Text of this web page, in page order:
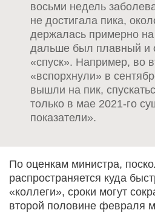
восьми недель
не достигала пика,
держалась примерно
дальше был плавный и
«спуск». Например, во
«вспорхнули» в
вышли на пик,
только в мае 2021-го
показатели».
По оценкам министра,
распространяется куда
«коллеги», сроки могут
второй половине февраля